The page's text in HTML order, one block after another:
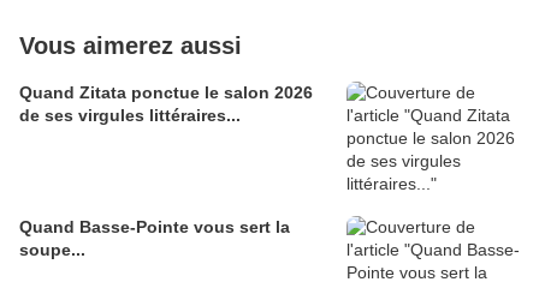
Vous aimerez aussi
Quand Zitata ponctue le salon 2026
de ses virgules littéraires...
Quand Basse-Pointe vous sert la
soupe...